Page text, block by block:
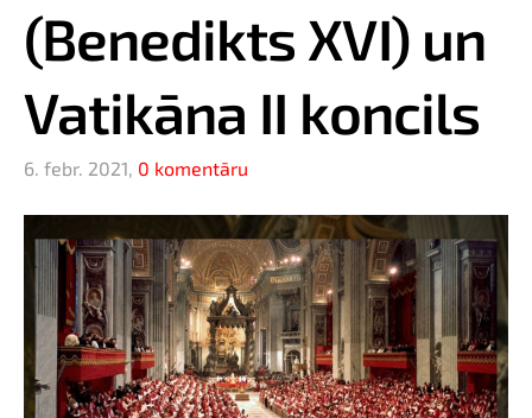
(Benedikts XVI) un
Vatikāna II koncils
6. febr. 2021, 0 komentāru